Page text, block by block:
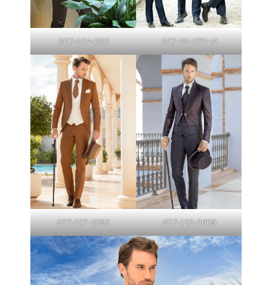
SET-234-683 SET-29-1771-N
SET-157-2895 SET-128-2609